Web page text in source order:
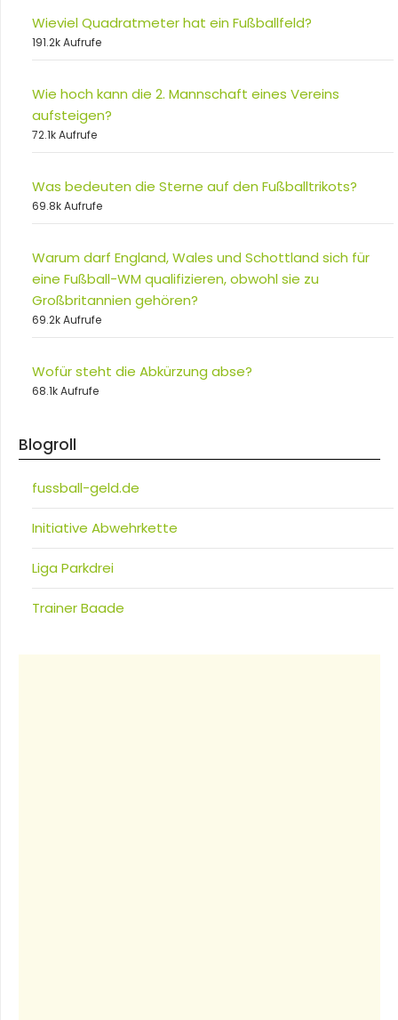
Wieviel Quadratmeter hat ein Fußballfeld?
191.2k Aufrufe
Wie hoch kann die 2. Mannschaft eines Vereins
aufsteigen?
72.1k Aufrufe
Was bedeuten die Sterne auf den Fußballtrikots?
69.8k Aufrufe
Warum darf England, Wales und Schottland sich für
eine Fußball-WM qualifizieren, obwohl sie zu
Großbritannien gehören?
69.2k Aufrufe
Wofür steht die Abkürzung abse?
68.1k Aufrufe
Blogroll
fussball-geld.de
Initiative Abwehrkette
Liga Parkdrei
Trainer Baade